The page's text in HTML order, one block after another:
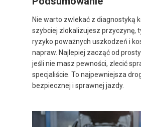
Nie warto zwlekać z diagnostyką
szybciej zlokalizujesz przyczynę,
ryzyko poważnych uszkodzeń i
napraw. Najlepiej zacząć od
jeśli nie masz pewności, zlecić
specjaliście. To najpewniejsza
bezpiecznej i sprawnej jazdy.